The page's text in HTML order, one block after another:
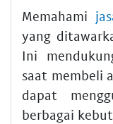
Memahami
yang
Ini
saat membeli
dapat
berbagai